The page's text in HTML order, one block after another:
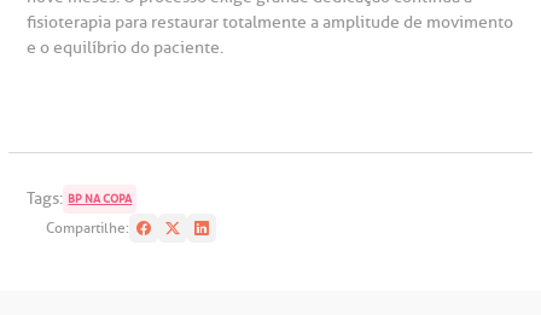
fisioterapia para restaurar totalmente a amplitude de movimento
e o equilíbrio do paciente.
Tags: BP NA COPA
Compartilhe: